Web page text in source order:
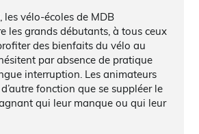
les vélo-écoles de MDB
les grands débutants, à tous ceux
des bienfaits du vélo au
par absence de pratique
interruption. Les animateurs
fonction que se suppléer le
qui leur manque ou qui leur